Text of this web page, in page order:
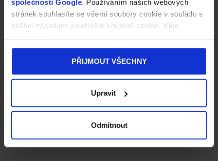
společnosti Google. Používáním našich webových
stránek souhlasíte se všemi soubory cookie v souladu s
našimi zásadami používání souborů cookie. Více
PŘIJMOUT VŠECHNY
Upravit
Odmítnout